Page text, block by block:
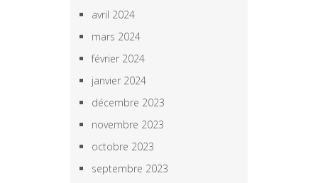
avril 2024
mars 2024
février 2024
janvier 2024
décembre 2023
novembre 2023
octobre 2023
septembre 2023